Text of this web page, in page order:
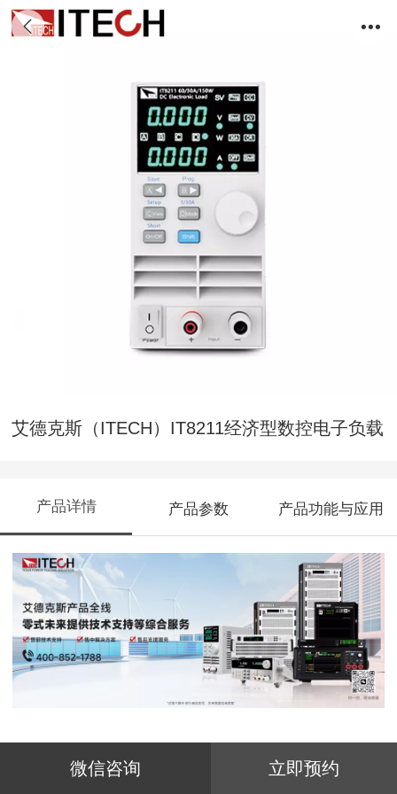
艾德克斯（ITECH）IT8211经济型数控电子负载
产品详情 产品参数 产品功能与应用
IT8211为高性价比电子负载，且具有小体
微信咨询 立即预约